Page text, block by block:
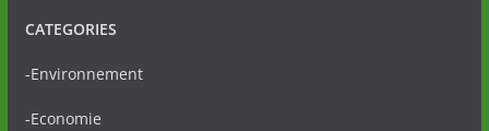
CATEGORIES
-Environnement
-Economie